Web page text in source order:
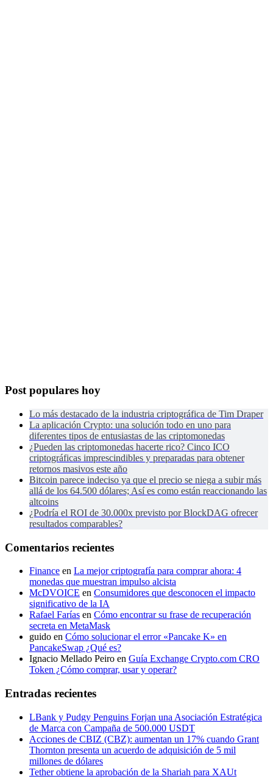
Post populares hoy
Lo más destacado de la industria criptográfica de Tim Draper
La aplicación Crypto: una solución todo en uno para
diferentes tipos de entusiastas de las criptomonedas
¿Pueden las criptomonedas hacerte rico? Cinco ICO
criptográficas imprescindibles y preparadas para obtener
retornos masivos este año
Bitcoin parece indeciso ya que el precio se niega a subir más
allá de los 64.500 dólares; Así es como están reaccionando las
altcoins
¿Podría el ROI de 30.000x previsto por BlockDAG ofrecer
resultados comparables?
Comentarios recientes
Finance en La mejor criptografía para comprar ahora: 4
monedas que muestran impulso alcista
McDVOICE en Consumidores que desconocen el impacto
significativo de la IA
Rafael Farías en Cómo encontrar su frase de recuperación
secreta en MetaMask
guido en Cómo solucionar el error «Pancake K» en
PancakeSwap ¿Qué es?
Ignacio Mellado Peiro en Guía Exchange Crypto.com CRO
Token ¿Cómo comprar, usar y operar?
Entradas recientes
LBank y Pudgy Penguins Forjan una Asociación Estratégica
de Marca con Campaña de 500.000 USDT
Acciones de CBIZ (CBZ): aumentan un 17% cuando Grant
Thornton presenta un acuerdo de adquisición de 5 mil
millones de dólares
Tether obtiene la aprobación de la Shariah para XAUt